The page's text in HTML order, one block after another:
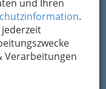
und Ihren
.
Verarbeitungen